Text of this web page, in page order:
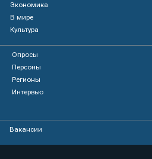
Экономика
В мире
Культура
Опросы
Персоны
Регионы
Интервью
Вакансии